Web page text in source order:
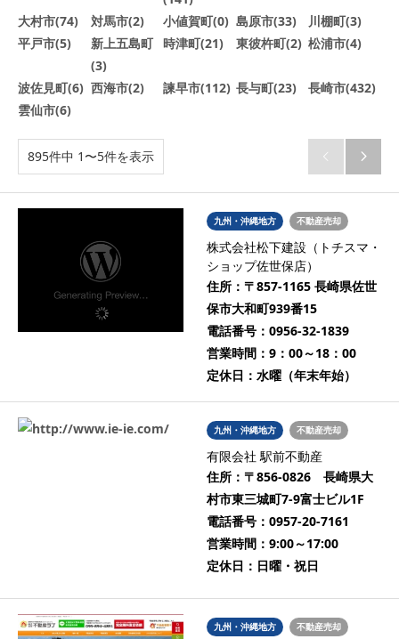
大村市(74) 対馬市(2) 小値賀町(0) 島原市(33)
川棚町(3)
平戸市(5)
新上五島町
(3)
時津町(21) 東彼杵町(2) 松浦市(4)
波佐見町(6) 西海市(2) 諫早市(112) 長与町(23)
長崎市(432)
雲仙市(6)
895件中 1〜5件を表示  
九州・沖縄地方 不動産売却
株式会社松下建設（トチスマ・
ショップ佐世保店）
住所： 〒857-1165 長崎県佐世
保市大和町939番15
電話番号： 0956-32-1839
営業時間： 9：00～18：00
定休日： 水曜（年末年始）
九州・沖縄地方 不動産売却
有限会社 駅前不動産
住所： 〒856-0826 長崎県大
村市東三城町7-9富士ビル1F
電話番号： 0957-20-7161
営業時間： 9:00～17:00
定休日： 日曜・祝日
九州・沖縄地方 不動産売却